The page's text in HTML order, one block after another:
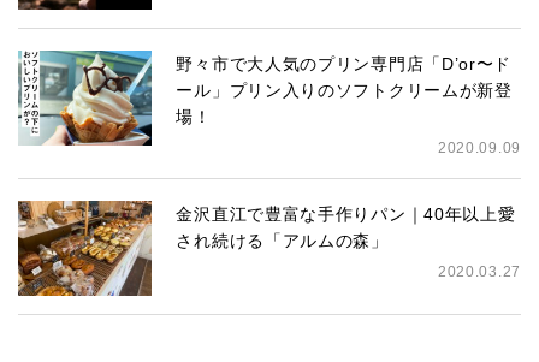
野々市で大人気のプリン専門店「D’or〜ド
ール」プリン入りのソフトクリームが新登
場！
2020.09.09
金沢直江で豊富な手作りパン｜40年以上愛
され続ける「アルムの森」
2020.03.27